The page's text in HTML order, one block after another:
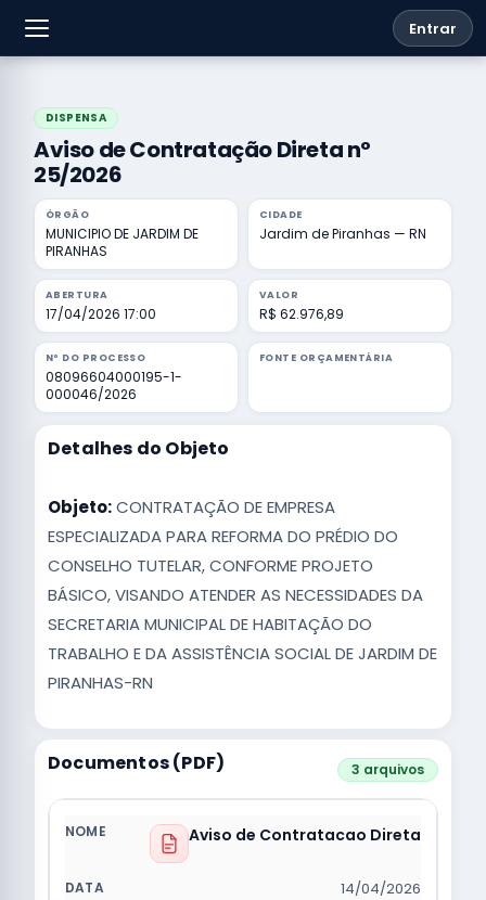
Entrar
DISPENSA
Aviso de Contratação Direta nº
25/2026
ÓRGÃO
MUNICIPIO DE JARDIM DE
PIRANHAS
CIDADE
Jardim de Piranhas — RN
ABERTURA
17/04/2026 17:00
VALOR
R$ 62.976,89
Nº DO PROCESSO
08096604000195-1-
000046/2026
FONTE ORÇAMENTÁRIA
Detalhes do Objeto
Objeto:CONTRATAÇÃO DE EMPRESA
ESPECIALIZADA PARA REFORMA DO PRÉDIO DO
CONSELHO TUTELAR, CONFORME PROJETO
BÁSICO, VISANDO ATENDER AS NECESSIDADES DA
SECRETARIA MUNICIPAL DE HABITAÇÃO DO
TRABALHO E DA ASSISTÊNCIA SOCIAL DE JARDIM DE
PIRANHAS-RN
Documentos (PDF) 3 arquivos
Aviso de Contratacao Direta
14/04/2026